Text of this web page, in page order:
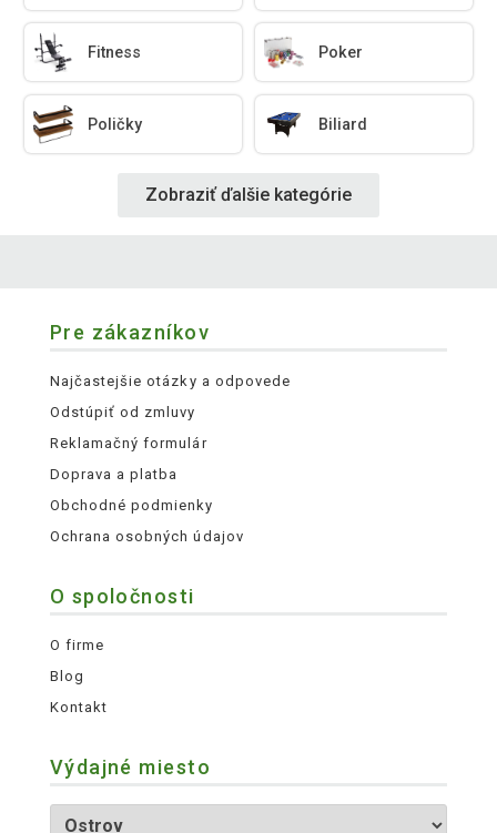
Fitness Poker
Poličky Biliard
Zobraziť ďalšie kategórie
Pre zákazníkov
Najčastejšie otázky a odpovede
Odstúpiť od zmluvy
Reklamačný formulár
Doprava a platba
Obchodné podmienky
Ochrana osobných údajov
O spoločnosti
O firme
Blog
Kontakt
Výdajné miesto